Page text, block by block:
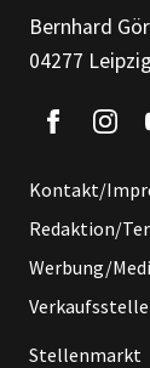
Bernhard
04277 Leipzig
Kontakt/
Redaktion/
Werbung/
Stellenmarkt